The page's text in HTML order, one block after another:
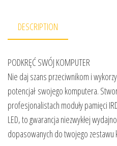
DESCRIPTION
PODKRĘĆ SWÓJ KOMPUTER
Nie daj szans przeciwnikom i
potencjał swojego komputera.
profesjonalistach moduły pamięci
LED, to gwarancja niezwykłej
dopasowanych do twojego